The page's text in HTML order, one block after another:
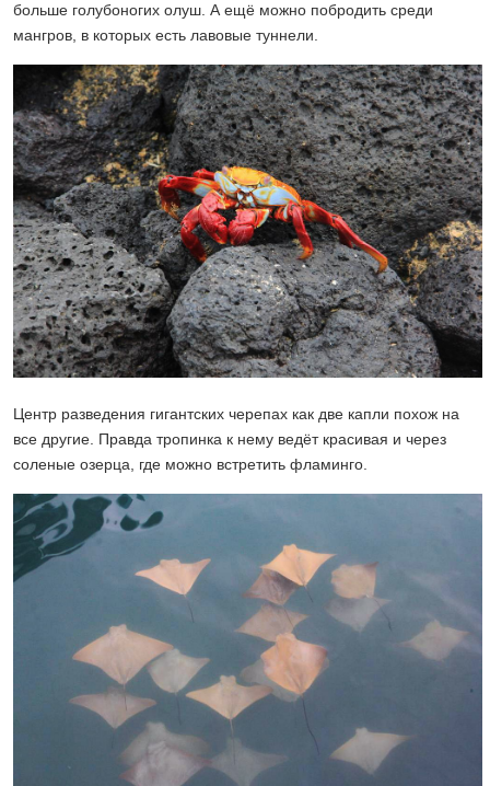
больше голубоногих олуш. А ещё можно побродить среди
мангров, в которых есть лавовые туннели.
Центр разведения гигантских черепах как две капли похож на
все другие. Правда тропинка к нему ведёт красивая и через
соленые озерца, где можно встретить фламинго.